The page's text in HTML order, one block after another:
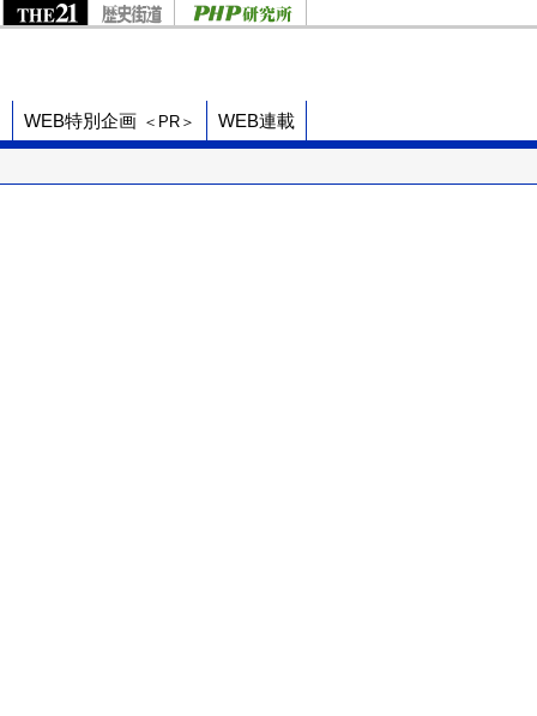
WEB特別企画 ＜PR＞ WEB連載